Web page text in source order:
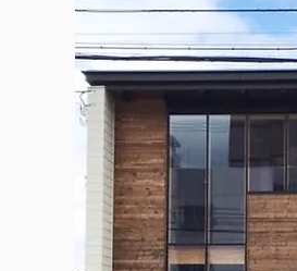
9月 お仕事説明会 千歳